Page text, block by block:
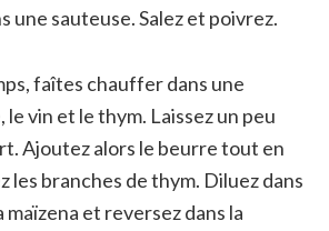
une sauteuse. Salez et poivrez.
faîtes chauffer dans une
le vin et le thym. Laissez un peu
Ajoutez alors le beurre tout en
branches de thym. Diluez dans
maïzena et reversez dans la